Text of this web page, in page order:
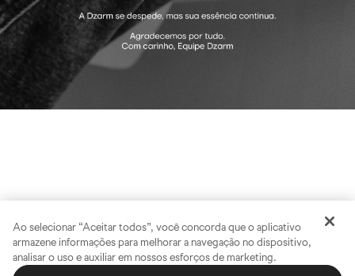
Ao selecionar “Aceitar todos”, você concorda que o aplicativo
armazene informações para melhorar a navegação no dispositivo,
analisar o uso e auxiliar em nossos esforços de marketing.